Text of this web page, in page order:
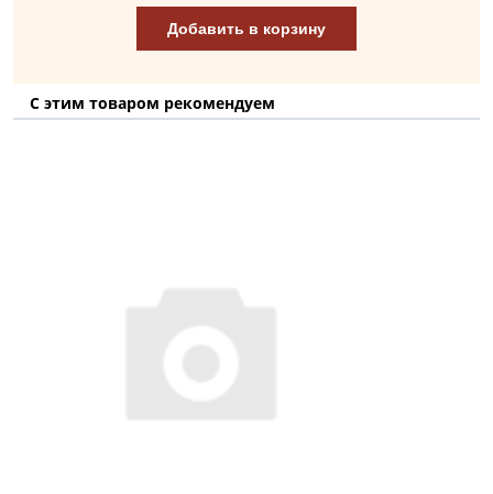
Добавить в корзину
С этим товаром рекомендуем